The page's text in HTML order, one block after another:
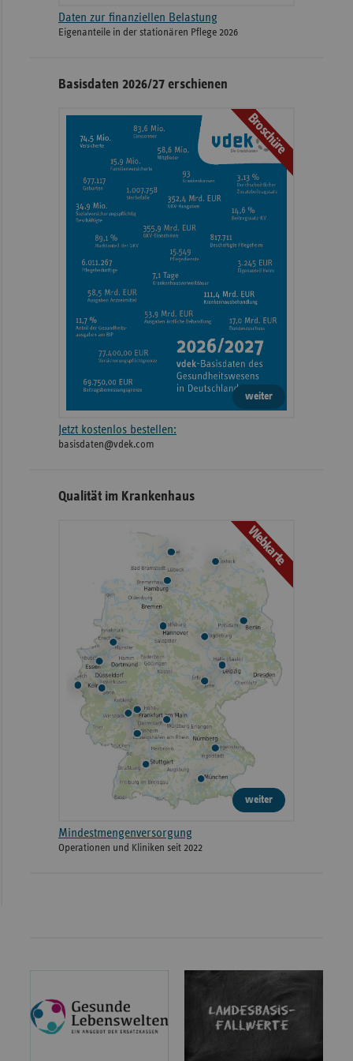
Daten zur finanziellen Belastung
Eigenanteile in der stationären Pflege 2026
Basisdaten 2026/27 erschienen
Broschüre
weiter
Jetzt kostenlos bestellen:
basisdaten@vdek.com
Qualität im Krankenhaus
Webkarte
weiter
Mindestmengenversorgung
Operationen und Kliniken seit 2022